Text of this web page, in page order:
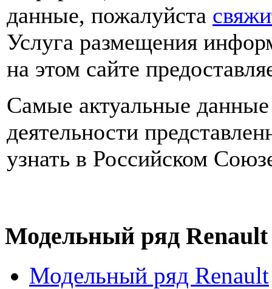
данные, пожалуйста
Услуга размещения
на этом сайте
Самые актуальные
деятельности
узнать в Российском
Модельный ряд Renault
Модельный ряд Renault